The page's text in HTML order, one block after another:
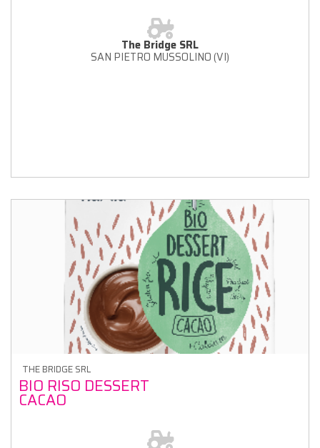
The Bridge SRL
SAN PIETRO MUSSOLINO (VI)
THE BRIDGE SRL
BIO RISO DESSERT
CACAO